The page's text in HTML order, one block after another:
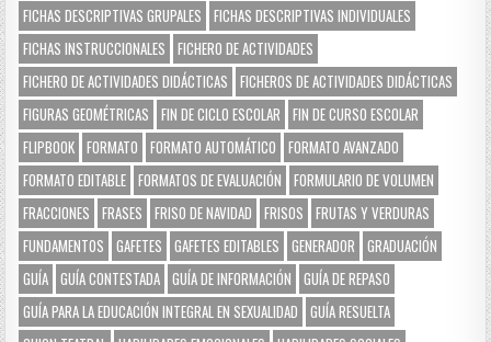
FICHAS DESCRIPTIVAS GRUPALES
FICHAS DESCRIPTIVAS INDIVIDUALES
FICHAS INSTRUCCIONALES
FICHERO DE ACTIVIDADES
FICHERO DE ACTIVIDADES DIDÁCTICAS
FICHEROS DE ACTIVIDADES DIDÁCTICAS
FIGURAS GEOMÉTRICAS
FIN DE CICLO ESCOLAR
FIN DE CURSO ESCOLAR
FLIPBOOK FORMATO FORMATO AUTOMÁTICO
FORMATO AVANZADO
FORMATO EDITABLE FORMATOS DE EVALUACIÓN
FORMULARIO DE VOLUMEN
FRACCIONES
FRASES FRISO DE NAVIDAD FRISOS
FRUTAS Y VERDURAS
FUNDAMENTOS
GAFETES GAFETES EDITABLES GENERADOR
GRADUACIÓN
GUÍA GUÍA CONTESTADA GUÍA DE INFORMACIÓN
GUÍA DE REPASO
GUÍA PARA LA EDUCACIÓN INTEGRAL EN SEXUALIDAD
GUÍA RESUELTA